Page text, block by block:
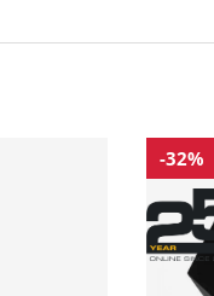
användarvänlighet:
ger också ett
× 679 × 1027 mm
hög viktkapacitet
hylla 330 mm, under
-32%